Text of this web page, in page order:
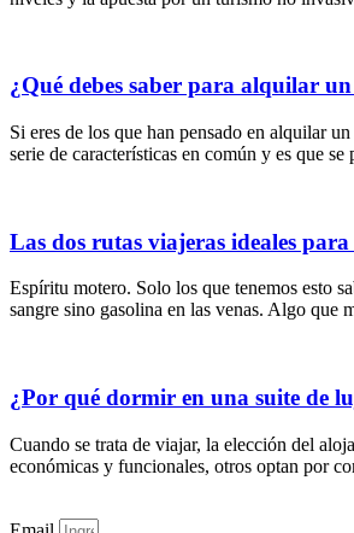
¿Qué debes saber para alquilar
Si eres de los que han pensado en alquilar
serie de características en común y es que
Las dos rutas viajeras ideales para
Espíritu motero. Solo los que tenemos esto
sangre sino gasolina en las venas. Algo que
¿Por qué dormir en una suite de
Cuando se trata de viajar, la elección del
económicas y funcionales, otros optan por